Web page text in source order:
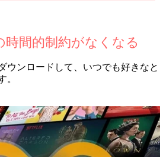
時間的制約がなくなる
ウンロードして、いつでも好きな
。